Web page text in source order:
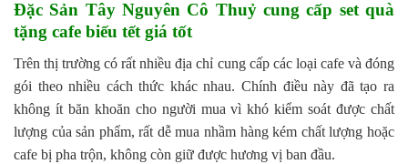
Đặc Sản Tây Nguyên Cô Thuỷ cung cấp set quà
tặng cafe biếu tết giá tốt
Trên thị trường có rất nhiều địa chỉ cung cấp các loại cafe và đóng
gói theo nhiều cách thức khác nhau. Chính điều này đã tạo ra
không ít băn khoăn cho người mua vì khó kiểm soát được chất
lượng của sản phẩm, rất dễ mua nhầm hàng kém chất lượng hoặc
cafe bị pha trộn, không còn giữ được hương vị ban đầu.